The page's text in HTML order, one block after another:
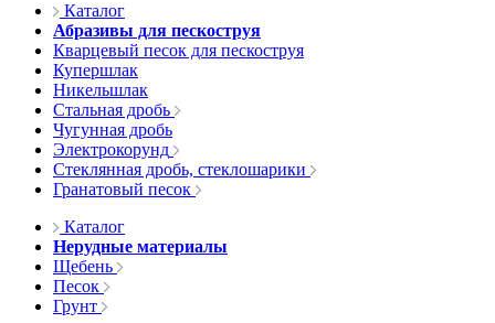
Каталог
Абразивы для пескоструя
Кварцевый песок для пескоструя
Купершлак
Никельшлак
Стальная дробь
Чугунная дробь
Электрокорунд
Стеклянная дробь, стеклошарики
Гранатовый песок
Каталог
Нерудные материалы
Щебень
Песок
Грунт